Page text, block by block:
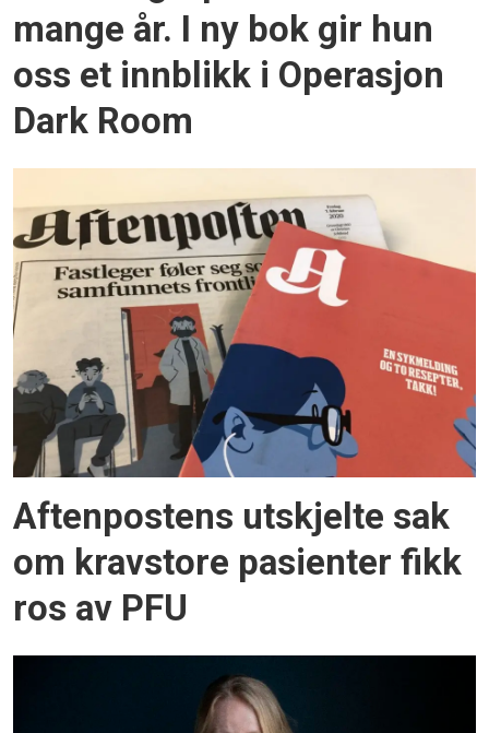
mange år. I ny bok gir hun
oss et innblikk i Operasjon
Dark Room
Aftenpostens utskjelte sak
om kravstore pasienter fikk
ros av PFU